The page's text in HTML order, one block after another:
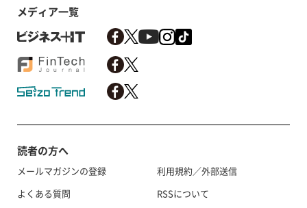
メディア一覧
読者の方へ
メールマガジンの登録
よくある質問
利用規約／外部送信
RSSについて